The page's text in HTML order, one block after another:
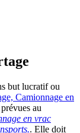
but lucratif ou
Camionnage en
au
en vrac
. Elle doit